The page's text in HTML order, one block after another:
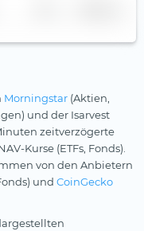
Morningstar (Aktien,
und der Isarvest
zeitverzögerte
Kurse (ETFs, Fonds).
von den Anbietern
und CoinGecko